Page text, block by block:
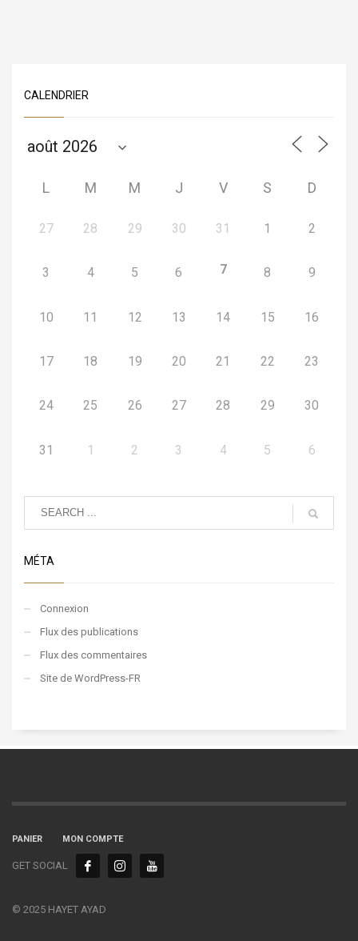
CALENDRIER
L M M J V S D
27 28 29 30 31 1 2
3 4 5 6 7 8 9
10 11 12 13 14 15 16
17 18 19 20 21 22 23
24 25 26 27 28 29 30
31 1 2 3 4 5 6
MÉTA
Connexion
Flux des publications
Flux des commentaires
Site de WordPress-FR
PANIER MON COMPTE
GET SOCIAL
© 2025 HAYET AYAD